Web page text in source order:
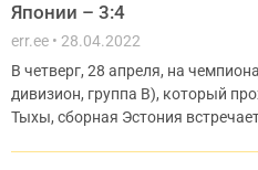
Японии – 3:4
err.ee
28.04.2022
В четверг, 28 апреля, на
дивизион, группа В), который
Тыхы, сборная Эстония